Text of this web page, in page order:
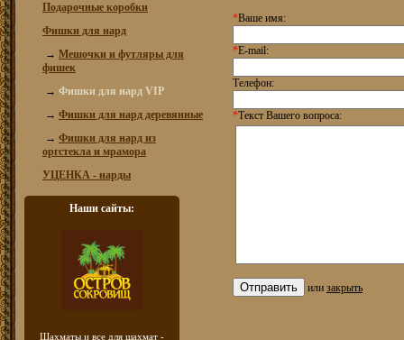
Подарочные коробки
Фишки для нард
→ Мешочки и футляры для
фишек
→ Фишки для нард VIP
→ Фишки для нард деревянные
→ Фишки для нард из
оргстекла и мрамора
УЦЕНКА - нарды
Наши сайты:
Шахматы и все для шахмат -
*Ваше имя:
*E-mail:
Телефон:
*Текст Вашего вопроса:
или закрыть